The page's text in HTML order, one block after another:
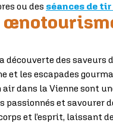
ou des séances de tir
découverte des
et les escapades
dans la Vienne sont
et savourer
et l’esprit, laissant